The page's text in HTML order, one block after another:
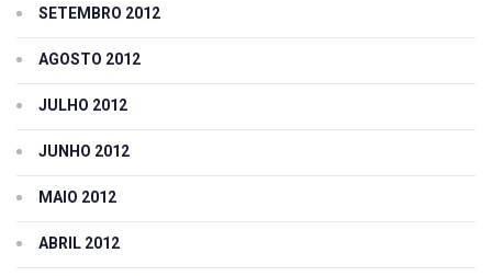
SETEMBRO 2012
AGOSTO 2012
JULHO 2012
JUNHO 2012
MAIO 2012
ABRIL 2012